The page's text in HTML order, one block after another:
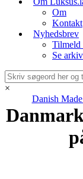
Om
Kontakt
Nyhedsbrev
Tilmeld
Se arkiv
×
Danish